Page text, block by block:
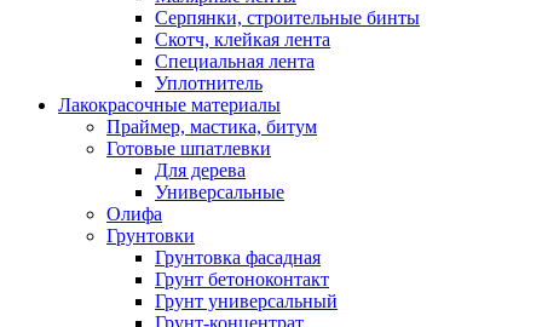
Серпянки, строительные бинты
Скотч, клейкая лента
Специальная лента
Уплотнитель
Лакокрасочные материалы
Праймер, мастика, битум
Готовые шпатлевки
Для дерева
Универсальные
Олифа
Грунтовки
Грунтовка фасадная
Грунт бетоноконтакт
Грунт универсальный